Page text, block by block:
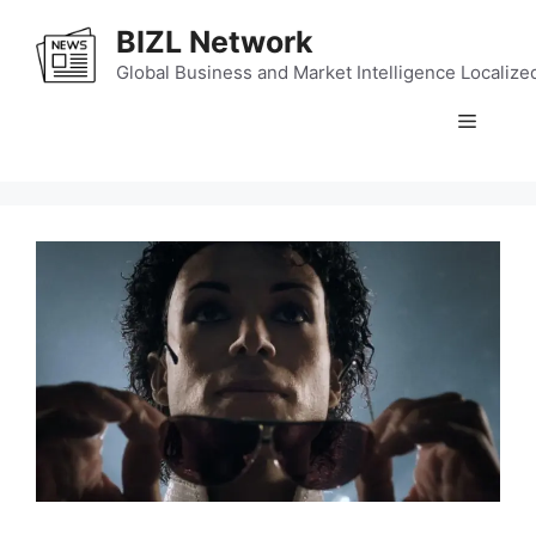
content
BIZL Network
Global Business and Market Intelligence
Menu